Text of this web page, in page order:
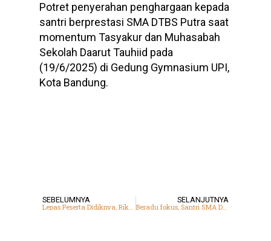
Potret penyerahan penghargaan kepada
santri berprestasi SMA DTBS Putra saat
momentum Tasyakur dan Muhasabah
Sekolah Daarut Tauhiid pada
(19/6/2025) di Gedung Gymnasium UPI,
Kota Bandung.
SEBELUMNYA
Lepas Peserta Didiknya, Riki:“Yang Penting Tetap Mendakwahkan Nilai DT”
SELANJUTNYA
Beradu fokus, Santri SMA DTBS Putra Ikuti OSN dengan Tertib dan Khidmat